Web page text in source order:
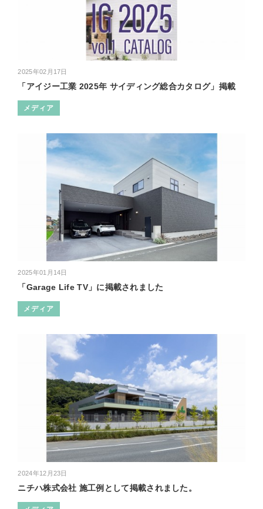
2025年02月17日
「アイジー工業 2025年 サイディング総合カタログ」掲載
メディア
2025年01月14日
「Garage Life TV」に掲載されました
メディア
2024年12月23日
ニチハ株式会社 施工例として掲載されました。